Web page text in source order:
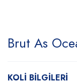
Brut As
KOLİ BİLGİLERİ